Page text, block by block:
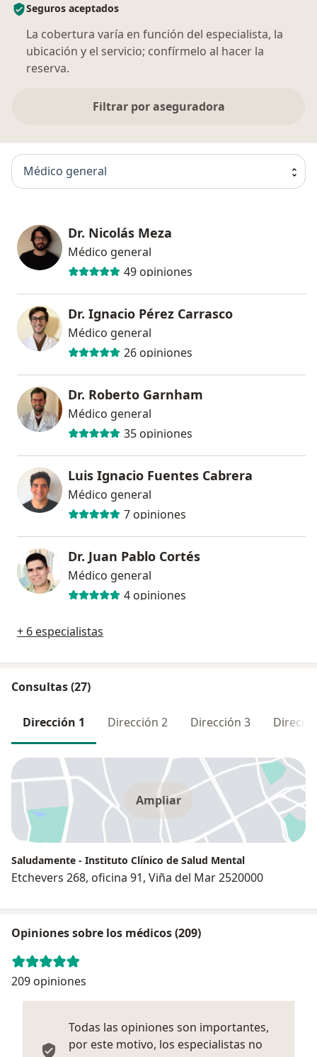
Seguros aceptados
La cobertura varía en función del especialista, la
ubicación y el servicio; confírmelo al hacer la
reserva.
Filtrar por aseguradora
Médico general
Dr. Nicolás Meza
Médico general
49 opiniones
Dr. Ignacio Pérez Carrasco
Médico general
26 opiniones
Dr. Roberto Garnham
Médico general
35 opiniones
Luis Ignacio Fuentes Cabrera
Médico general
7 opiniones
Dr. Juan Pablo Cortés
Médico general
4 opiniones
+ 6 especialistas
Consultas (27)
Dirección 1 Dirección 2 Dirección 3
Ampliar
Saludamente - Instituto Clínico de Salud Mental
Etchevers 268, oficina 91, Viña del Mar 2520000
Opiniones sobre los médicos (209)
209 opiniones
Todas las opiniones son importantes,
por este motivo, los especialistas no